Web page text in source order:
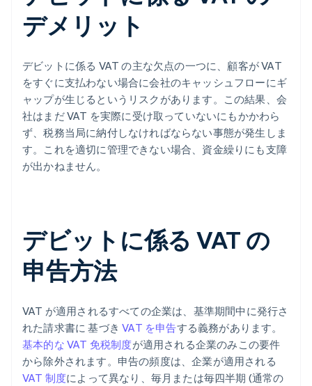
デメリット
デビットに係る VAT の主な欠点の一つに、顧客が VAT
をすぐに支払わない場合に会社のキャッシュフローにギ
ャップが生じるというリスクがあります。この結果、会
社はまだ VAT を実際に受け取っていないにもかかわら
ず、税務当局に納付しなければならない事態が発生しま
す。これを適切に管理できない場合、資金繰りにも支障
が出かねません。
デビットに係る VAT の
申告方法
VAT が適用されるすべての企業は、基準期間中に発行さ
れた請求書に 基づきVAT を申告する義務があります。
基本的な VAT 免税制度が適用される企業のみこの要件
から除外されます。申告の頻度は、企業が適用される
VAT 制度によって異なり、毎月または毎四半期 (通常の